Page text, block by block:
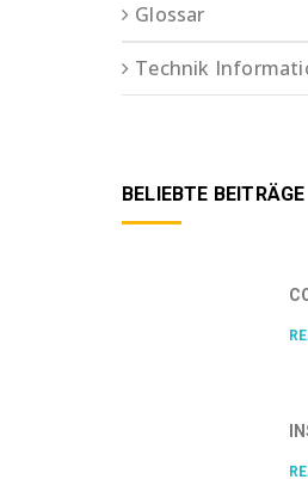
Glossar
Technik
BELIEBTE BEITRÄGE